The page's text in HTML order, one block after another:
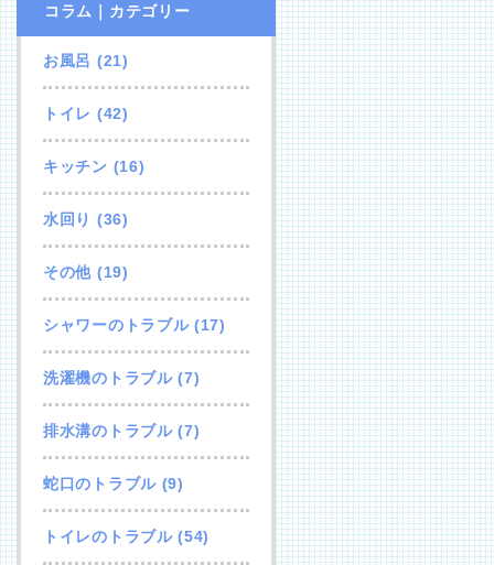
コラム｜カテゴリー
お風呂 (21)
トイレ (42)
キッチン (16)
水回り (36)
その他 (19)
シャワーのトラブル(17)
洗濯機のトラブル(7)
排水溝のトラブル(7)
蛇口のトラブル(9)
トイレのトラブル(54)